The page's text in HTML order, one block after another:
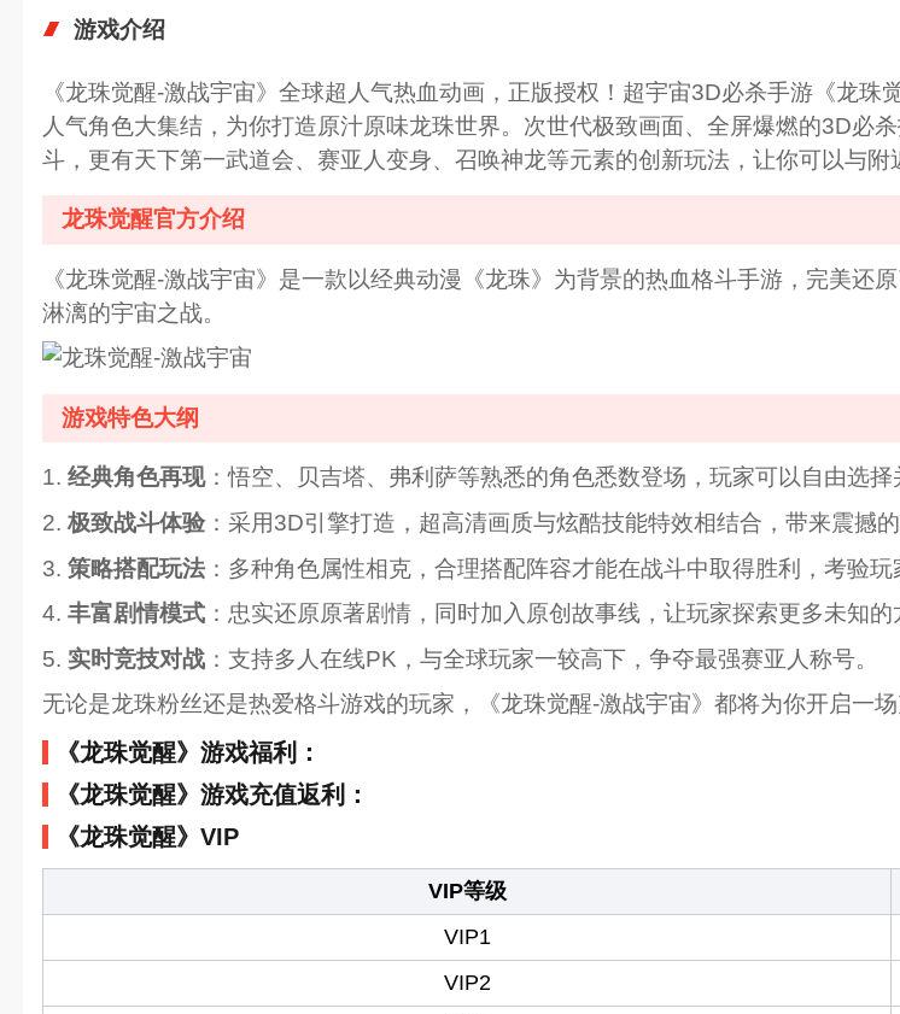
游戏介绍
《龙珠觉醒-激战宇宙》全球超人气热血动画，正版授权！超宇宙3D必杀手游《龙
人气角色大集结，为你打造原汁原味龙珠世界。次世代极致画面、全屏爆燃的3D必
斗，更有天下第一武道会、赛亚人变身、召唤神龙等元素的创新玩法，让你可以与附
龙珠觉醒官方介绍
《龙珠觉醒-激战宇宙》是一款以经典动漫《龙珠》为背景的热血格斗手游，完美
淋漓的宇宙之战。
游戏特色大纲
1. 经典角色再现：悟空、贝吉塔、弗利萨等熟悉的角色悉数登场，玩家可以自由选择
2. 极致战斗体验：采用3D引擎打造，超高清画质与炫酷技能特效相结合，带来震撼的
3. 策略搭配玩法：多种角色属性相克，合理搭配阵容才能在战斗中取得胜利，考验玩
4. 丰富剧情模式：忠实还原原著剧情，同时加入原创故事线，让玩家探索更多未知的
5. 实时竞技对战：支持多人在线PK，与全球玩家一较高下，争夺最强赛亚人称号。
无论是龙珠粉丝还是热爱格斗游戏的玩家，《龙珠觉醒-激战宇宙》都将为你开启一
《龙珠觉醒》游戏福利：
《龙珠觉醒》游戏充值返利：
《龙珠觉醒》VIP
VIP等级
VIP1
VIP2